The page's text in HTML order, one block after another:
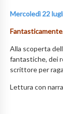
Mercoledì 22
Alla scoperta
fantastiche, dei
scrittore per
Lettura con